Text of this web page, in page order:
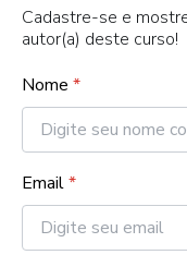
Cadastre-se e
autor(a) deste curso!
Nome *
Email*